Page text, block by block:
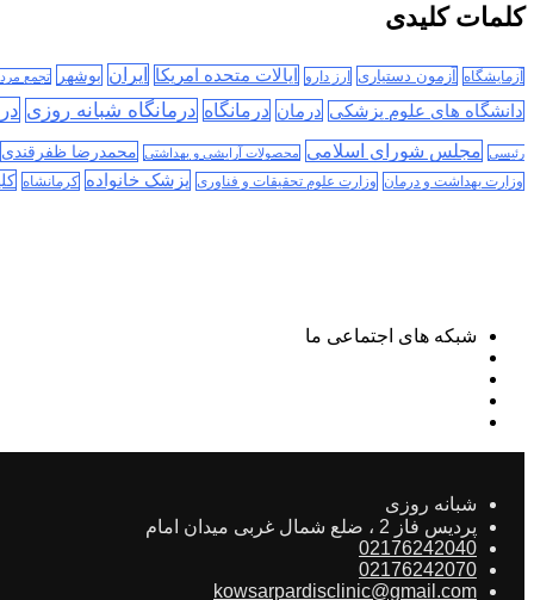
کلمات کلیدی
آزمایشگاه آزمون دستیاری ارز دارو ایالات متحده امریکا ایران بوشهر تجمع
دانشگاه های علوم پزشکی درمان درمانگاه درمانگاه شبانه روزی
رئیسی مجلس شورای اسلامی محصولات آرایشی و بهداشتی محمدرضا ظفرقندی
وزارت بهداشت و درمان وزارت علوم تحقیقات و فناوری پزشک خانواده کرمانشاه
شبکه های اجتماعی ما
شبانه روزی
پردیس فاز 2 ، ضلع شمال غربی میدان امام
02176242040
02176242070
kowsarpardisclinic@gmail.com